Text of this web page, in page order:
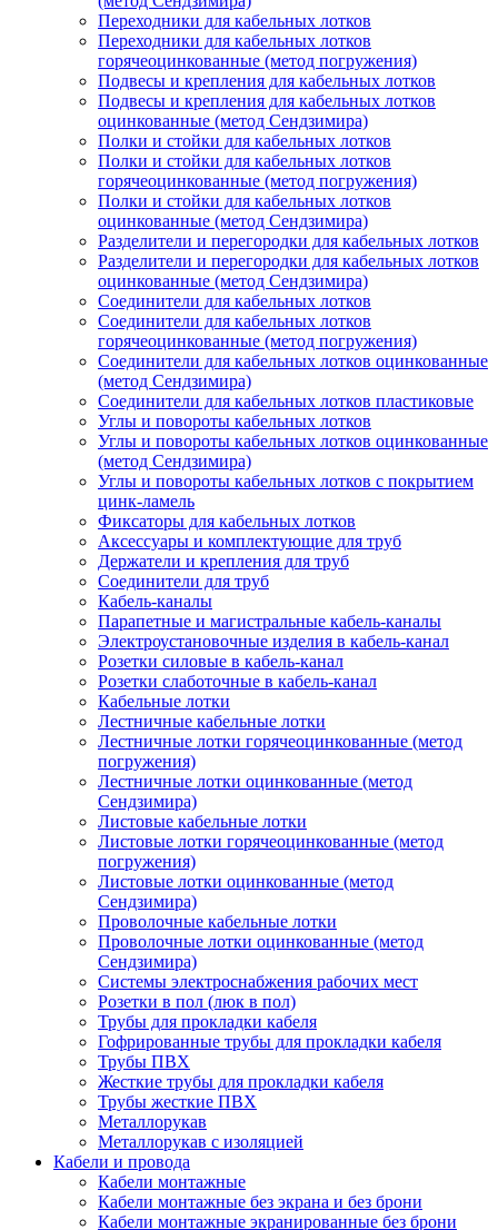
Переходники для кабельных лотков
Переходники для кабельных лотков
горячеоцинкованные (метод погружения)
Подвесы и крепления для кабельных лотков
Подвесы и крепления для кабельных лотков
оцинкованные (метод Сендзимира)
Полки и стойки для кабельных лотков
Полки и стойки для кабельных лотков
горячеоцинкованные (метод погружения)
Полки и стойки для кабельных лотков
оцинкованные (метод Сендзимира)
Разделители и перегородки для кабельных лотков
Разделители и перегородки для кабельных лотков
оцинкованные (метод Сендзимира)
Соединители для кабельных лотков
Соединители для кабельных лотков
горячеоцинкованные (метод погружения)
Соединители для кабельных лотков оцинкованные
(метод Сендзимира)
Соединители для кабельных лотков пластиковые
Углы и повороты кабельных лотков
Углы и повороты кабельных лотков оцинкованные
(метод Сендзимира)
Углы и повороты кабельных лотков с покрытием
цинк-ламель
Фиксаторы для кабельных лотков
Аксессуары и комплектующие для труб
Держатели и крепления для труб
Соединители для труб
Кабель-каналы
Парапетные и магистральные кабель-каналы
Электроустановочные изделия в кабель-канал
Розетки силовые в кабель-канал
Розетки слаботочные в кабель-канал
Кабельные лотки
Лестничные кабельные лотки
Лестничные лотки горячеоцинкованные (метод
погружения)
Лестничные лотки оцинкованные (метод
Сендзимира)
Листовые кабельные лотки
Листовые лотки горячеоцинкованные (метод
погружения)
Листовые лотки оцинкованные (метод
Сендзимира)
Проволочные кабельные лотки
Проволочные лотки оцинкованные (метод
Сендзимира)
Системы электроснабжения рабочих мест
Розетки в пол (люк в пол)
Трубы для прокладки кабеля
Гофрированные трубы для прокладки кабеля
Трубы ПВХ
Жесткие трубы для прокладки кабеля
Трубы жесткие ПВХ
Металлорукав
Металлорукав с изоляцией
Кабели и провода
Кабели монтажные
Кабели монтажные без экрана и без брони
Кабели монтажные экранированные без брони